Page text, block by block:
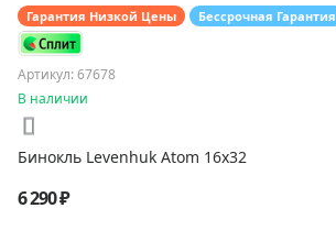
Гарантия Низкой Цены Бессрочная Гарантия
Артикул: 67678
В наличии
Бинокль Levenhuk Atom 16x32
6 290 ₽